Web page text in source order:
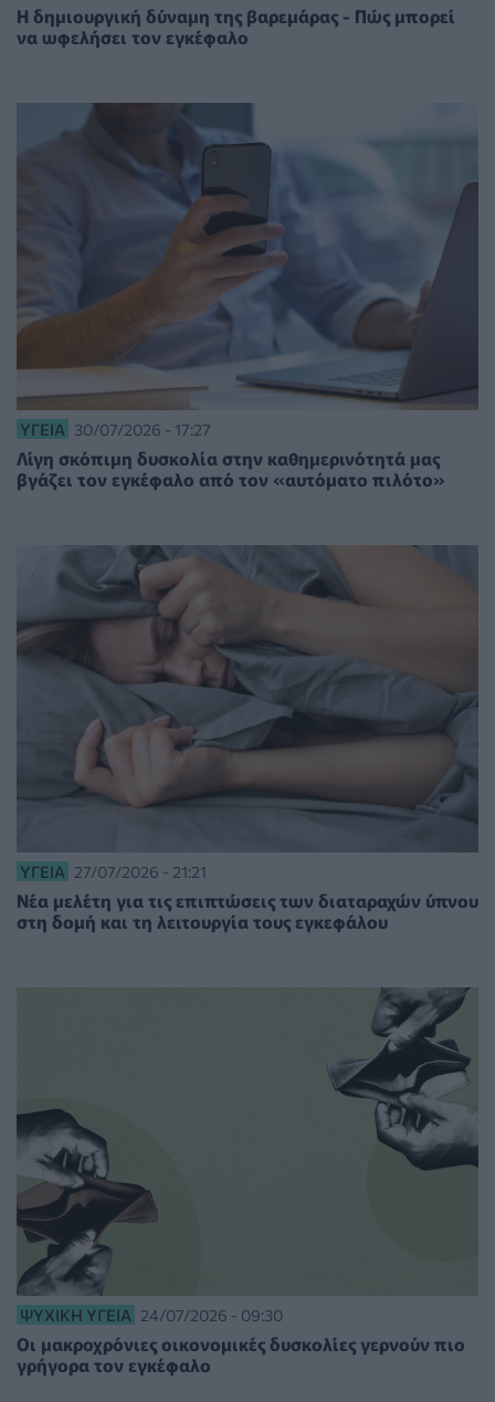
Η δημιουργική δύναμη της βαρεμάρας - Πώς μπορεί
να ωφελήσει τον εγκέφαλο
ΥΓΕΊΑ 30/07/2026 - 17:27
Λίγη σκόπιμη δυσκολία στην καθημερινότητά μας
βγάζει τον εγκέφαλο από τον «αυτόματο πιλότο»
ΥΓΕΊΑ 27/07/2026 - 21:21
Νέα μελέτη για τις επιπτώσεις των διαταραχών ύπνου
στη δομή και τη λειτουργία τους εγκεφάλου
ΨΥΧΙΚΉ ΥΓΕΊΑ 24/07/2026 - 09:30
Οι μακροχρόνιες οικονομικές δυσκολίες γερνούν πιο
γρήγορα τον εγκέφαλο